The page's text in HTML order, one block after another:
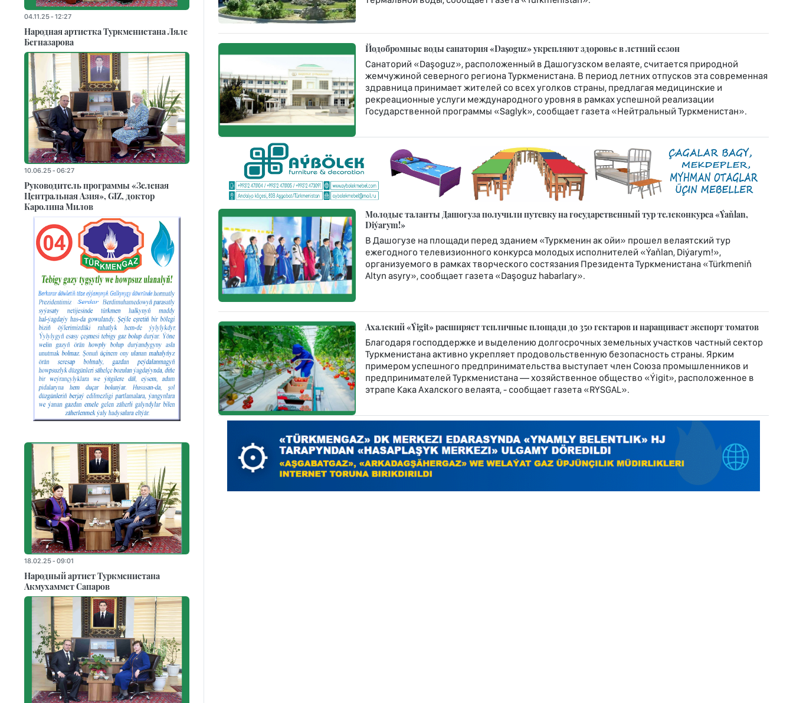
Йодобромные воды санатория «Daşoguz» укрепляют здоровье в летний сезон
Санаторий «Daşoguz», расположенный в Дашогузском велаяте, считается природной
жемчужиной северного региона Туркменистана. В период летних отпусков эта современная
здравница принимает жителей со всех уголков страны, предлагая медицинские и
рекреационные услуги международного уровня в рамках успешной реализации
Государственной программы «Saglyk», сообщает газета «Нейтральный Туркменистан».
Молодые таланты Дашогуза получили путевку на государственный тур телеконкурса «Ýaňlan,
Diýarym!»
В Дашогузе на площади перед зданием «Туркменин ак ойи» прошел велаятский тур
ежегодного телевизионного конкурса молодых исполнителей «Ýaňlan, Diýarym!»,
организуемого в рамках творческого состязания Президента Туркменистана «Türkmeniň
Altyn asyry», сообщает газета «Daşoguz habarlary».
Ахалский «Ýigit» расширяет тепличные площади до 350 гектаров и наращивает экспорт томатов
Благодаря господдержке и выделению долгосрочных земельных участков частный сектор
Туркменистана активно укрепляет продовольственную безопасность страны. Ярким
примером успешного предпринимательства выступает член Союза промышленников и
предпринимателей Туркменистана — хозяйственное общество «Ýigit», расположенное в
этрапе Кака Ахалского велаята, - сообщает газета «RYSGAL».
04.11.25 - 12:27
Народная артистка Туркменистана Ляле
Бегназарова
10.06.25 - 06:27
Руководитель программы «Зеленая
Центральная Азия», GIZ, доктор
Каролина Милов
18.02.25 - 09:01
Народный артист Туркменистана
Акмухаммет Сапаров